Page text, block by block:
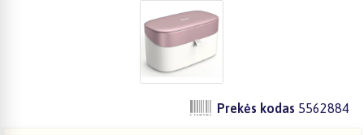
Prekės kodas 5562884